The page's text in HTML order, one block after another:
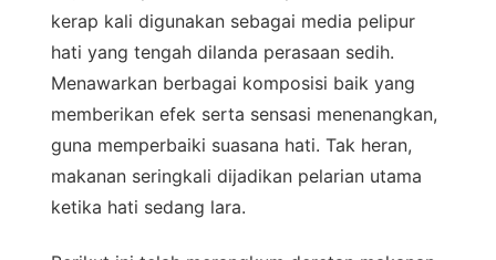
kerap kali digunakan sebagai media pelipur
hati yang tengah dilanda perasaan sedih.
Menawarkan berbagai komposisi baik yang
memberikan efek serta sensasi menenangkan,
guna memperbaiki suasana hati. Tak heran,
makanan seringkali dijadikan pelarian utama
ketika hati sedang lara.